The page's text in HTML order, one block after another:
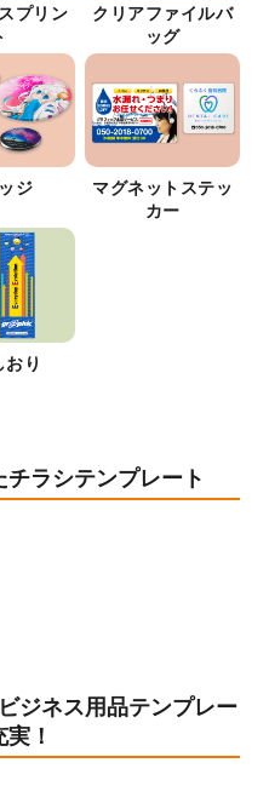
プリン
クリアファイルバ
ッグ
ジ
マグネットステッ
カー
おり
ラシテンプレート
ジネス用品テンプレー
実！